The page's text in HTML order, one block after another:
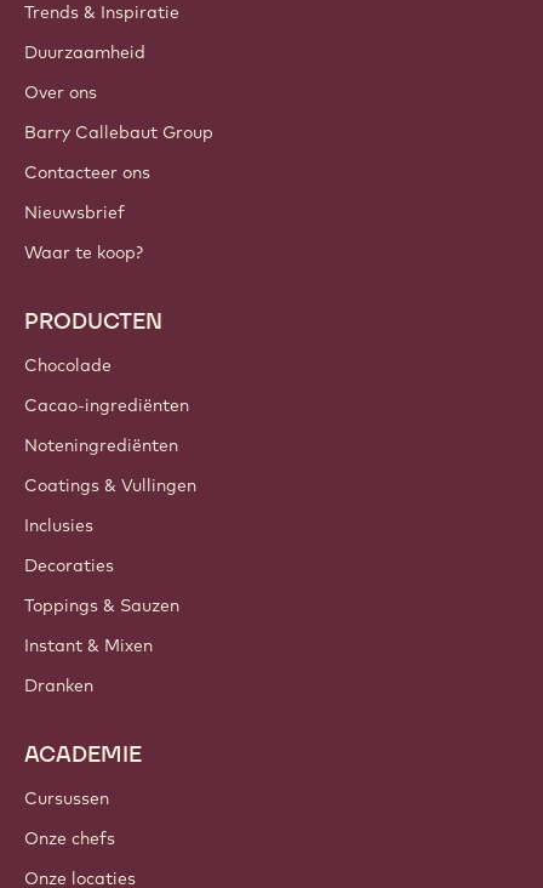
Trends & Inspiratie
Duurzaamheid
Over ons
Barry Callebaut Group
Contacteer ons
Nieuwsbrief
Waar te koop?
PRODUCTEN
Chocolade
Cacao-ingrediënten
Noteningrediënten
Coatings & Vullingen
Inclusies
Decoraties
Toppings & Sauzen
Instant & Mixen
Dranken
ACADEMIE
Cursussen
Onze chefs
Onze locaties